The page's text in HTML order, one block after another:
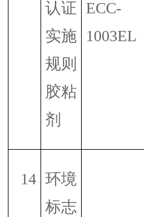
认证
实施
规则
胶粘
剂
ECC-
1003EL
14 环境
标志